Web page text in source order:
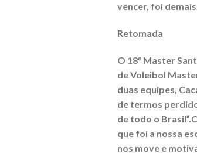
vencer, foi
Retomada
O 18° Master
de Voleibol
duas equipes,
de termos
de todo o
que foi a nossa
nos move e